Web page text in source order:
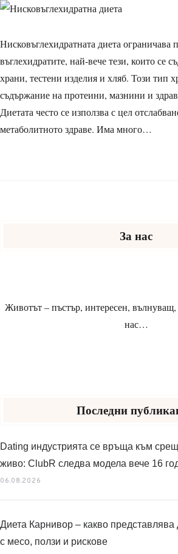
Нисковъглехидратната диета ограничава
въглехидратите, най-вече тези, които се
храни, тестени изделия и хляб. Този тип
съдържание на протеини, мазнини и
Диетата често се използва с цел
метаболитното здраве. Има много…
За нас
Животът – пъстър, интересен, вълнуващ,
нас…
Последни
Dating индустрията се връща към
живо: ClubR следва модела вече 16
06.08.2026
Диета Карнивор – какво представлява
с месо, ползи и рискове